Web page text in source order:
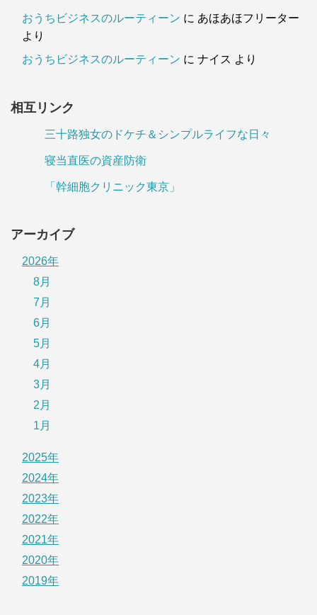
おうちビジネスのルーティーン に あほあほフリーター
より
おうちビジネスのルーティーン に ナイス より
相互リンク
三十路独女のドケチ＆シンプルライフな日々
寝当直医の資産防衛
「幹細胞クリニック東京」
アーカイブ
2026年
8月
7月
6月
5月
4月
3月
2月
1月
2025年
2024年
2023年
2022年
2021年
2020年
2019年